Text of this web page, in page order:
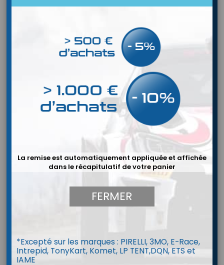
Combinaison PRO-P1 SF (FIA 8856-
La remise est automatiquement appliquée et affichée
dans le récapitulatif de votre panier
FERMER
*Excepté sur les marques : PIRELLI, 3MO, E-Race,
Intrepid, TonyKart, Komet, LP TENT,DQN, ETS et
IAME